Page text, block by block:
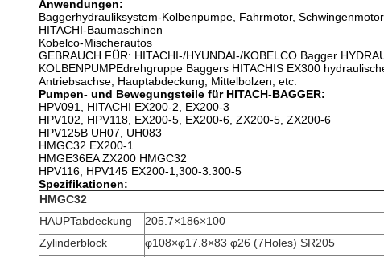
Anwendungen:
Baggerhydrauliksystem-Kolbenpumpe, Fahrmotor, Schwingenmotor.
HITACHI-Baumaschinen
Kobelco-Mischerautos
GEBRAUCH FÜR: HITACHI-/HYUNDAI-/KOBELCO Bagger
KOLBENPUMPEdrehgruppe Baggers HITACHIS EX300
Antriebsachse, Hauptabdeckung, Mittelbolzen, etc.
Pumpen- und Bewegungsteile für HITACH-BAGGER:
HPV091, HITACHI EX200-2, EX200-3
HPV102, HPV118, EX200-5, EX200-6, ZX200-5, ZX200-6
HPV125B UH07, UH083
HMGC32 EX200-1
HMGE36EA ZX200 HMGC32
HPV116, HPV145 EX200-1,300-3.300-5
Spezifikationen:
HMGC32
HAUPTabdeckung
205.7×186×100
Zylinderblock
φ108×φ17.8×83 φ26 (7Holes) SR205